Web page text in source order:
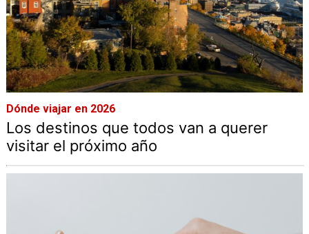
Dónde viajar en 2026
Los destinos que todos van a querer
visitar el próximo año